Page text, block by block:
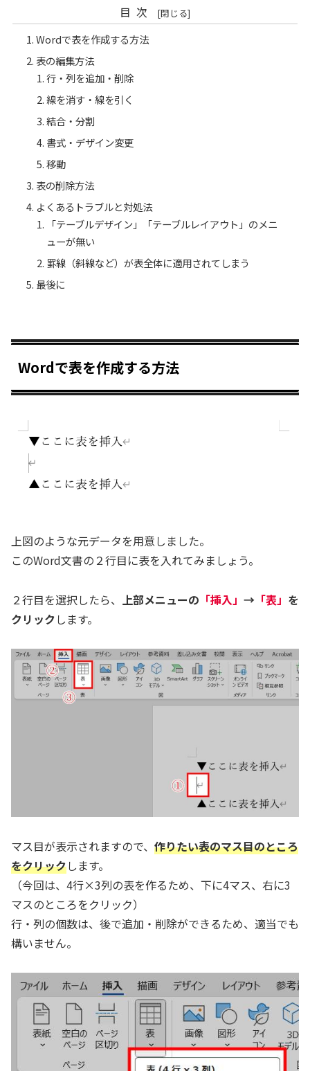
目次
Wordで表を作成する方法
表の編集方法
行・列を追加・削除
線を消す・線を引く
結合・分割
書式・デザイン変更
移動
表の削除方法
よくあるトラブルと対処法
「テーブルデザイン」「テーブルレイアウト」のメニ
ューが無い
罫線（斜線など）が表全体に適用されてしまう
最後に
Wordで表を作成する方法
上図のような元データを用意しました。
このWord文書の２行目に表を入れてみましょう。
２行目を選択したら、 上部メニューの 「挿入」 → 「表」 を
クリックします。
マス目が表示されますので、 作りたい表のマス目のところ
をクリックします。
（今回は、4行×3列の表を作るため、下に4マス、右に3
マスのところをクリック）
行・列の個数は、後で追加・削除ができるため、適当でも
構いません。